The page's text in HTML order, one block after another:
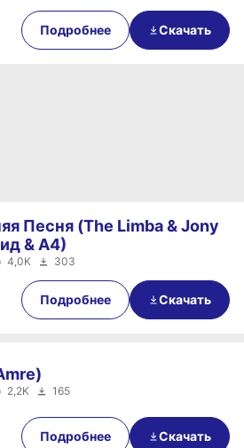
00:35
Подробнее Скачать
00:35
Песня (The Limba & Jony
& А4)
4,0K 303
Подробнее Скачать
00:35
2,2K 165
Подробнее Скачать